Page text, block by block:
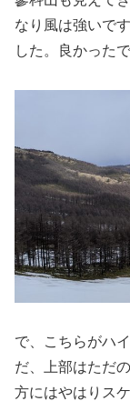
なり風は強いで
した。良かったで
で、こちらがハ
だ、上部はただ
方にはやはりス